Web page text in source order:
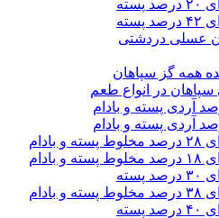
پسته
پسته
عسلی دردشتی
همه گز سپاهان
سپاهان در انواع طعم
و بادام
و بادام
پسته
و بادام
پسته